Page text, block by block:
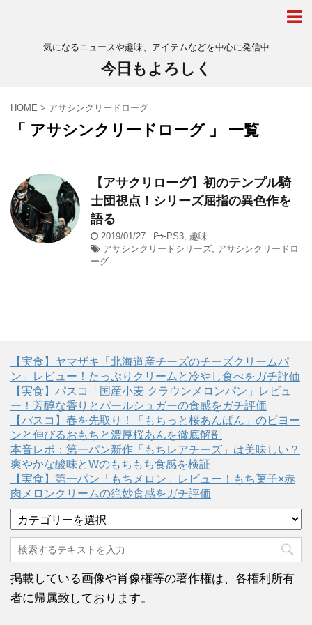
気になるニュースや趣味、アイテムなどを中心に発信中
今日もよろしく
HOME > アサシンクリードローグ
「 アサシンクリードローグ 」 一覧
【アサクリローグ】初のテンプル騎
士団視点！シリーズ屈指の異色作を
語る
2019/01/27 -PS3, 趣味
アサシンクリードシリーズ, アサシンクリードロ
ーグ
【実食】ヤマザキ「北海道産チーズのチーズクリームパ
ン」レビュー！たっぷりクリームと冷やし食べをガチ評価
【実食】パスコ「国産小麦 クラウンメロンパン」レビュ
ー！芳醇な香りとパールシュガーの食感をガチ評価
【パスコ】春を先取り！「もちっと桜あんぱん」のビヨー
ンと伸びるおもちと濃厚桜あんを徹底解剖
本音レポ：第一パン新作「もちレアチーズ」は美味しい？
爽やかな酸味とWのもちもち食感を検証
【実食】第一パン「もちメロン」レビュー！もち菓子×赤
肉メロンクリームの絶妙食感をガチ評価
テ
ゴ
リ
ー
掲載している画像や肖像権等の著作権は、各権利所有
者に帰属致しております。